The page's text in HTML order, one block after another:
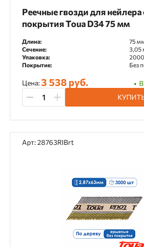
Реечные гвозди для
покрытия Toua D34 75 мм
Длина:
75
Сечение:
3,05
Упаковка:
Покрытие:
Без
Цена:3 538 руб.
Арт: 28763RIBrt